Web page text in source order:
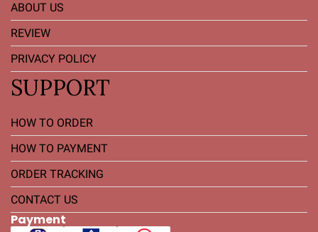
ABOUT US
REVIEW
PRIVACY POLICY
SUPPORT
HOW TO ORDER
HOW TO PAYMENT
ORDER TRACKING
CONTACT US
Payment